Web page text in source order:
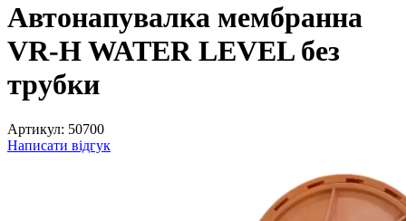
Автонапувалка мембранна
VR-H WATER LEVEL без
трубки
Артикул: 50700
Написати відгук